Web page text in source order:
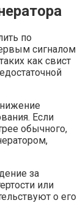
по
сигналом
как свист
Если
обычного,
за
или
о его